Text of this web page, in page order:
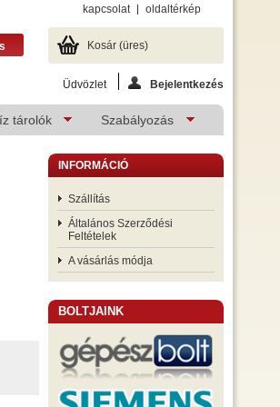
kapcsolat oldaltérkép
Kosár (üres)
Üdvözlet Bejelentkezés
tárolók Szabályozás
INFORMÁCIÓ
Szállítás
Általános Szerződési
Feltételek
A vásárlás módja
BOLTJAINK